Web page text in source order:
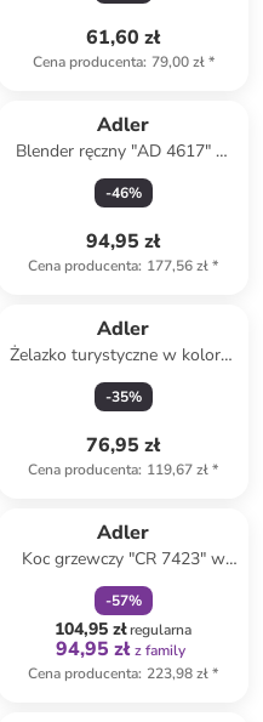
61,60 zł
Cena producenta: 79,00 zł*
Adler
Blender ręczny "AD 4617" w
kolorze czarnym
-46%
94,95 zł
Cena producenta: 177,56 zł*
Adler
Żelazko turystyczne w kolorze
biało-czarno-turkusowym
-35%
76,95 zł
Cena producenta: 119,67 zł*
Adler
Koc grzewczy "CR 7423" w
kolorze beżowym - 150 x 80
cm
-57%
104,95 złregularna
94,95 zł z family
Cena producenta: 223,98 zł*